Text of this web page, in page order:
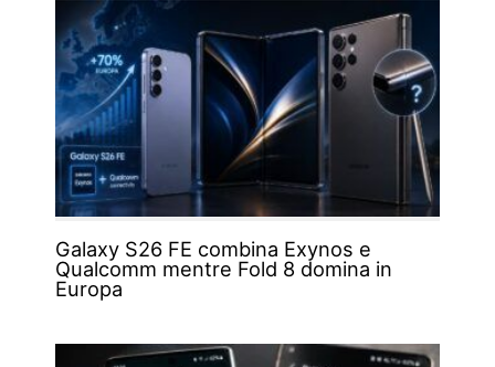
Galaxy S26 FE combina Exynos e
Qualcomm mentre Fold 8 domina in
Europa